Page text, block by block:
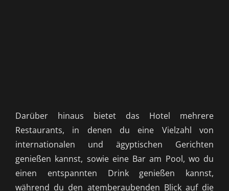
Darüber hinaus bietet das Hotel mehrere
Restaurants, in denen du eine Vielzahl von
internationalen und ägyptischen Gerichten
genießen kannst, sowie eine Bar am Pool, wo du
einen entspannten Drink genießen kannst,
während du den atemberaubenden Blick auf die